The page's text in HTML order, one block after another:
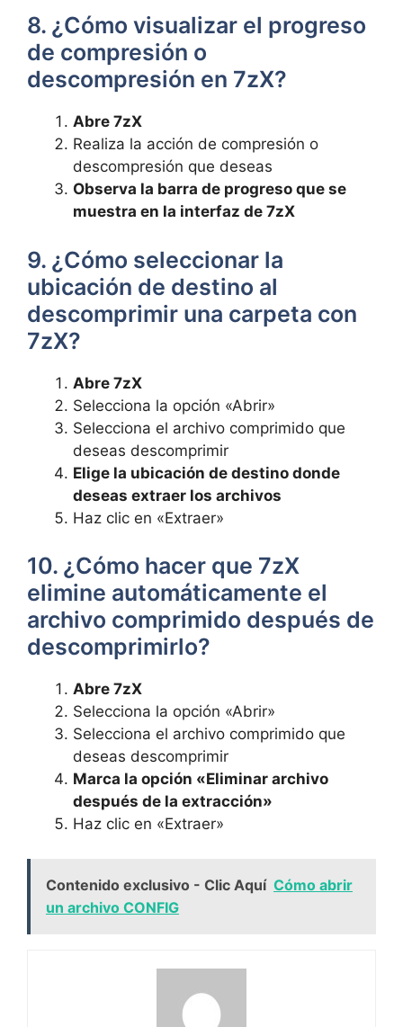
8. ¿Cómo visualizar el progreso
de⁤ compresión o
descompresión en 7zX?
Abre 7zX
Realiza⁣ la ⁤acción de compresión​ o
descompresión que deseas
Observa la barra de progreso ⁢que se
muestra en ​la interfaz de 7zX
9. ‌¿Cómo seleccionar la
ubicación de destino al
descomprimir una carpeta con
7zX?
Abre 7zX
Selecciona la opción «Abrir»
Selecciona el ⁢archivo comprimido que⁣
deseas descomprimir
Elige la ubicación‌ de destino ​donde
deseas extraer los ⁢archivos
Haz clic en «Extraer»
10. ¿Cómo⁢ hacer⁢ que‍ 7zX
elimine automáticamente el
archivo comprimido ⁢después de
descomprimirlo?
Abre 7zX
Selecciona la opción «Abrir»
Selecciona el ​archivo⁣ comprimido que‌
deseas descomprimir
Marca⁤ la opción «Eliminar archivo
después de la extracción»
Haz clic en «Extraer»
Contenido exclusivo - Clic Aquí Cómo abrir
un archivo CONFIG